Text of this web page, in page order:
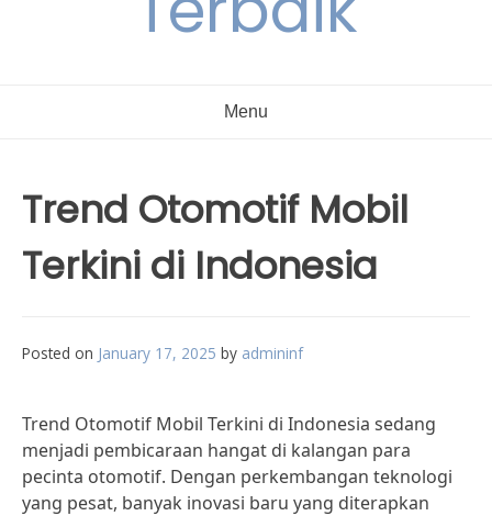
Menu
Trend Otomotif Mobil
Terkini di Indonesia
Posted on January 17, 2025 by admininf
Trend Otomotif Mobil Terkini di Indonesia sedang
menjadi pembicaraan hangat di kalangan para
pecinta otomotif. Dengan perkembangan teknologi
yang pesat, banyak inovasi baru yang diterapkan